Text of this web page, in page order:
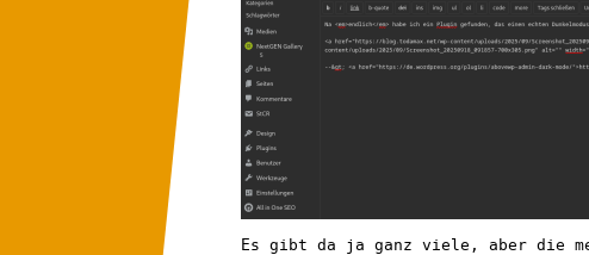
Es gibt da ja ganz viele, aber die